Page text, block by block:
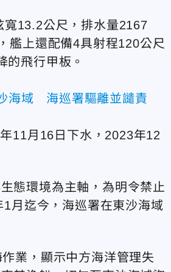
13.2公尺，排水量2167
艦上還配備4具射程120公尺
的飛行甲板。
海域 海巡署驅離並譴責
11月16日下水，2023年12
態環境為主軸，為明令禁止
月迄今，海巡署在東沙海域
業，顯示中方海洋管理失